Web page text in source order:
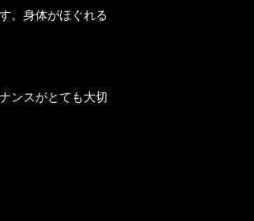
。身体がほぐれる
ンスがとても大切